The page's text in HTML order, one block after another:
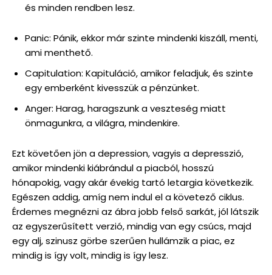
és minden rendben lesz.
Panic: Pánik, ekkor már szinte mindenki kiszáll, menti,
ami menthető.
Capitulation: Kapituláció, amikor feladjuk, és szinte
egy emberként kivesszük a pénzünket.
Anger: Harag, haragszunk a veszteség miatt
önmagunkra, a világra, mindenkire.
Ezt követően jön a depression, vagyis a depresszió,
amikor mindenki kiábrándul a piacból, hosszú
hónapokig, vagy akár évekig tartó letargia következik.
Egészen addig, amíg nem indul el a követező ciklus.
Érdemes megnézni az ábra jobb felső sarkát, jól látszik
az egyszerűsített verzió, mindig van egy csúcs, majd
egy alj, szinusz görbe szerűen hullámzik a piac, ez
mindig is így volt, mindig is így lesz.